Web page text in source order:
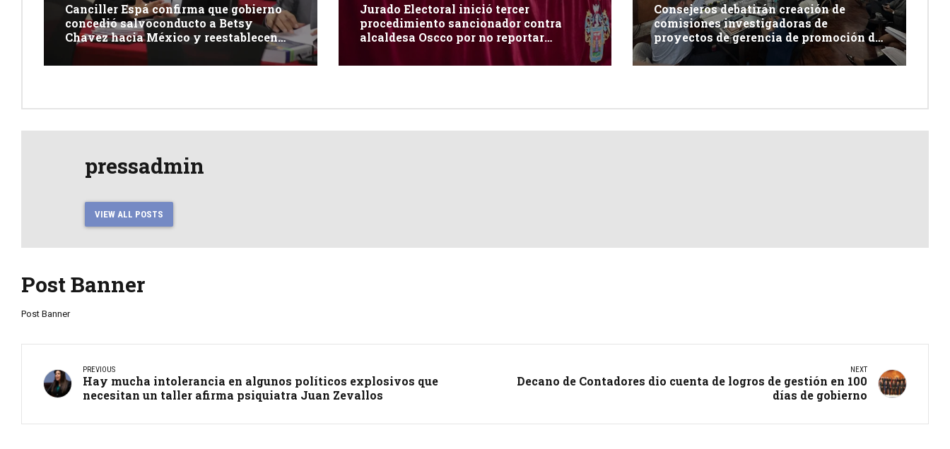
Canciller Espá confirma que gobierno
concedió salvoconducto a Betsy
Chavez hacia México y reestablecen
relaciones con dicho país
Jurado Electoral inició tercer
procedimiento sancionador contra
alcaldesa Oscco por no reportar
Consejeros debatirán creación de
comisiones investigadoras de
proyectos de gerencia de promoción de
inversión y carretera en Caylloma
pressadmin
VIEW ALL POSTS
Post Banner
Post Banner
PREVIOUS
Hay mucha intolerancia en algunos políticos explosivos que
necesitan un taller afirma psiquiatra Juan Zevallos
NEXT
Decano de Contadores dio cuenta de logros de gestión en 100
días de gobierno